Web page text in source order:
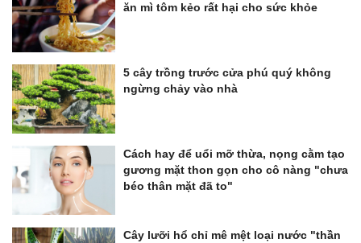
ăn mì tôm kẻo rất hại cho sức khỏe
5 cây trồng trước cửa phú quý không
ngừng chảy vào nhà
Cách hay để uổi mỡ thừa, nọng cằm tạo
gương mặt thon gọn cho cô nàng "chưa
béo thân mặt đã to"
Cây lưỡi hổ chỉ mê mệt loại nước "thần